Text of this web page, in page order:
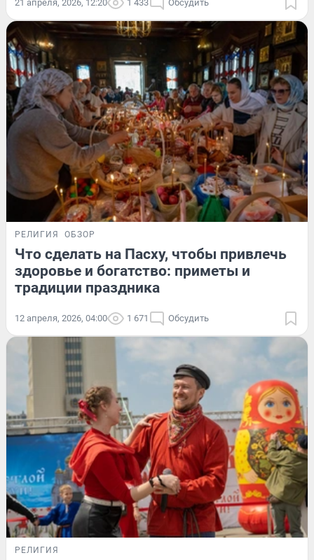
21 апреля, 2026, 12:20 1 433 Обсудить
РЕЛИГИЯ ОБЗОР
Что сделать на Пасху, чтобы привлечь
здоровье и богатство: приметы и
традиции праздника
12 апреля, 2026, 04:00 1 671 Обсудить
РЕЛИГИЯ